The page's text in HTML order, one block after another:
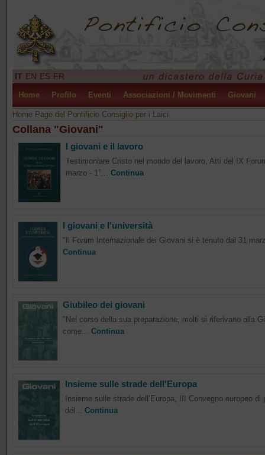
IT EN ES FR
Home Profilo Eventi Associazioni / Movimenti Giovani
Home Page del Pontificio Consiglio per i Laici
Collana "Giovani"
I giovani e il lavoro
Testimoniare Cristo nel mondo del lavoro, Atti del IX
marzo - 1°... Continua
I giovani e l'università
"Il Forum Internazionale dei Giovani si è tenuto dal 31
Continua
Giubileo dei giovani
"Nel corso della sua preparazione, molti si riferivano alla
come... Continua
Insieme sulle strade dell'Europa
Insieme sulle strade dell’Europa, III Convegno europeo
del... Continua